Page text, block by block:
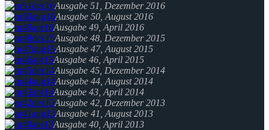
Ausgabe 51, Dezember 2016
Ausgabe 50, August 2016
Ausgabe 49, April 2016
Ausgabe 48, Dezember 2015
Ausgabe 47, August 2015
Ausgabe 46, April 2015
Ausgabe 45, Dezember 2014
Ausgabe 44, August 2014
Ausgabe 43, April 2014
Ausgabe 42, Dezember 2013
Ausgabe 41, August 2013
Ausgabe 40, April 2013